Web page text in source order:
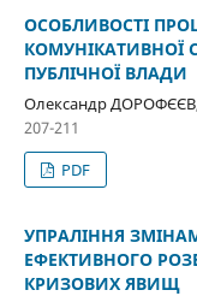
ОСОБЛИВОСТІ
КОМУНІКАТИВНОЇ
ПУБЛІЧНОЇ ВЛАДИ
Олександр
207-211
PDF
УПРАЛІННЯ
ЕФЕКТИВНОГО
КРИЗОВИХ ЯВИЩ